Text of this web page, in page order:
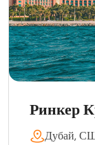
Ринкер
Дубай,